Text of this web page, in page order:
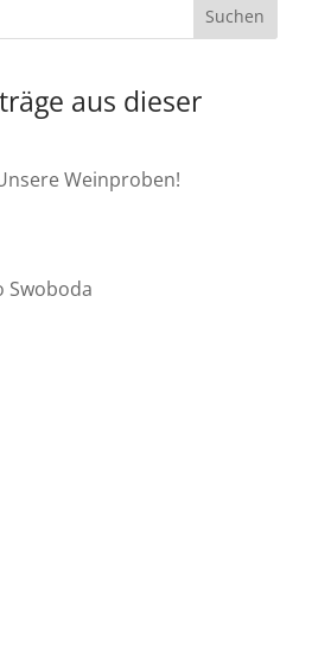
aus dieser
Weinproben!
Swoboda